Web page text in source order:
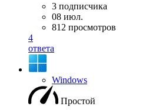
3 подписчика
08 июл.
812 просмотров
4
ответа
Windows
Простой